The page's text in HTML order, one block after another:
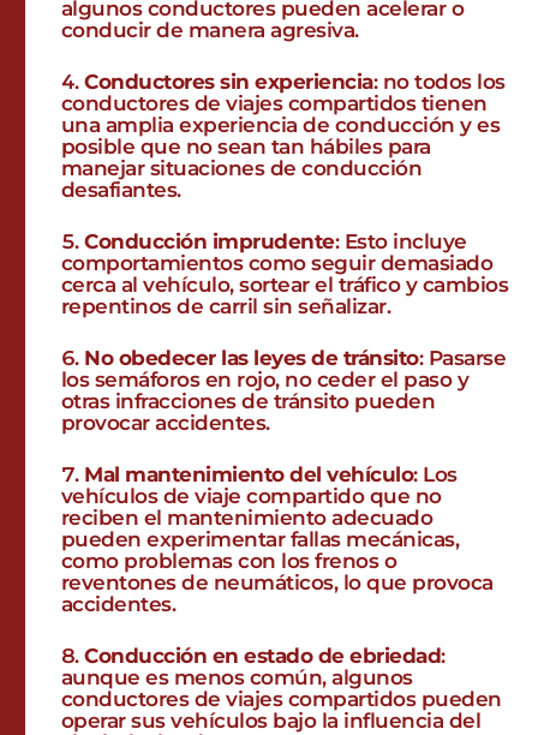
algunos conductores pueden acelerar o
conducir de manera agresiva.
Conductores sin experiencia: no todos los
conductores de viajes compartidos tienen
una amplia experiencia de conducción y es
posible que no sean tan hábiles para
manejar situaciones de conducción
desafiantes.
Conducción imprudente: Esto incluye
comportamientos como seguir demasiado
cerca al vehículo, sortear el tráfico y cambios
repentinos de carril sin señalizar.
No obedecer las leyes de tránsito: Pasarse
los semáforos en rojo, no ceder el paso y
otras infracciones de tránsito pueden
provocar accidentes.
Mal mantenimiento del vehículo: Los
vehículos de viaje compartido que no
reciben el mantenimiento adecuado
pueden experimentar fallas mecánicas,
como problemas con los frenos o
reventones de neumáticos, lo que provoca
accidentes.
Conducción en estado de ebriedad:
aunque es menos común, algunos
conductores de viajes compartidos pueden
operar sus vehículos bajo la influencia del